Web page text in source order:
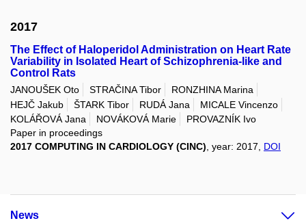
2017
The Effect of Haloperidol Administration on Heart Rate
Variability in Isolated Heart of Schizophrenia-like and
Control Rats
JANOUŠEK Oto STRAČINA Tibor
RONZHINA Marina
HEJČ Jakub
ŠTARK Tibor RUDÁ Jana
MICALE Vincenzo
KOLÁŘOVÁ Jana
NOVÁKOVÁ Marie
PROVAZNÍK Ivo
Paper in proceedings
2017 COMPUTING IN CARDIOLOGY (CINC) , year: 2017, DOI
News